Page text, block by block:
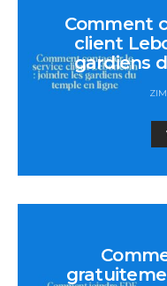
Comment
client
gardiens